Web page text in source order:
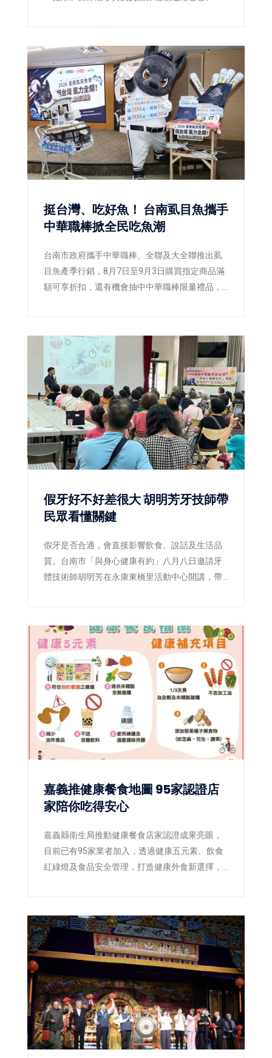
挺台灣、吃好魚！ 台南虱目魚攜手
中華職棒掀全民吃魚潮
台南市政府攜手中華職棒、全聯及大全聯推出虱
目魚產季行銷，8月7日至9月3日購買指定商品滿
額可享折扣，還有機會抽中中華職棒限量禮品，
假牙好不好差很大 胡明芳牙技師帶
民眾看懂關鍵
假牙是否合適，會直接影響飲食、說話及生活品
質。台南市「與身心健康有約」八月八日邀請牙
體技術師胡明芳在永康東橋里活動中心開講，帶
嘉義推健康餐食地圖 95家認證店
家陪你吃得安心
嘉義縣衛生局推動健康餐食店家認證成果亮眼，
目前已有95家業者加入，透過健康五元素、飲食
紅綠燈及食品安全管理，打造健康外食新選擇，